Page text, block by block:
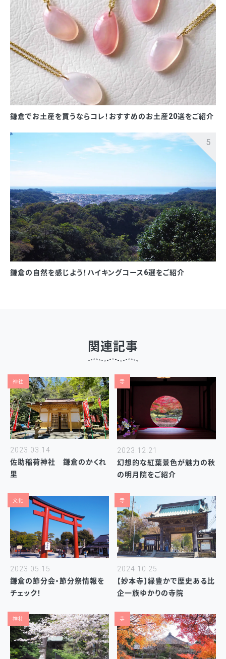
鎌倉でお土産を買うならコレ！おすすめのお土産20選をご紹介
鎌倉の自然を感じよう！ハイキングコース6選をご紹介
関連記事
神社
2023.03.14
佐助稲荷神社 鎌倉のかくれ
里
寺
2023.12.21
幻想的な紅葉景色が魅力の秋
の明月院をご紹介
文化
2023.05.15
鎌倉の節分会・節分祭情報を
チェック！
寺
2024.10.25
【妙本寺】緑豊かで歴史ある比
企一族ゆかりの寺院
神社 寺